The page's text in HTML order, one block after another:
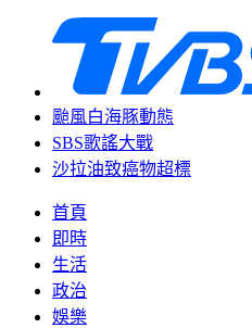
颱風白海豚動態
SBS歌謠大戰
沙拉油致癌物超標
首頁
即時
生活
政治
娛樂